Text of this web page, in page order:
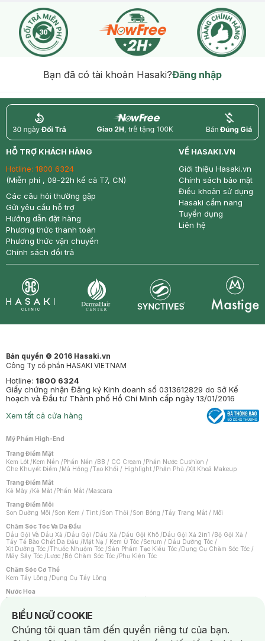
Bạn đã có tài khoản Hasaki?Đăng nhập
return nowfree price
HỖ TRỢ KHÁCH HÀNG
Hotline: 1800 6324
(Miễn phí , 08-22h kể cả T7, CN)
Các câu hỏi thường gặp
Gửi yêu cầu hỗ trợ
Hướng dẫn đặt hàng
Phương thức thanh toán
Phương thức vận chuyển
Chính sách đổi trả
VỀ HASAKI.VN
Giới thiệu Hasaki.vn
Chính sách bảo mật
Điều khoản sử dụng
Hasaki cẩm nang
Tuyển dụng
Liên hệ
Bản quyền © 2016 Hasaki.vn
Công Ty cổ phần HASAKI VIETNAM
Hotline: 1800 6324
Giấy chứng nhận Đăng ký Kinh doanh số 0313612829 do Sở Kế
hoạch và Đầu tư Thành phố Hồ Chí Minh cấp ngày 13/01/2016
Xem tất cả cửa hàng
Mỹ Phẩm High-End
Trang Điểm Mặt
Kem Lót /Kem Nền /Phấn Nền /BB / CC Cream /Phấn Nước Cushion /
Che Khuyết Điểm /Má Hồng /Tạo Khối / Highlight /Phấn Phủ /Xịt Khoá Makeup
Trang Điểm Mắt
Kẻ Mày /Kẻ Mắt /Phấn Mắt /Mascara
Trang Điểm Môi
Son Dưỡng Môi /Son Kem / Tint /Son Thỏi /Son Bóng /Tẩy Trang Mắt / Môi
Chăm Sóc Tóc Và Da Đầu
Dầu Gội Và Dầu Xả /Dầu Gội /Dầu Xả /Dầu Gội Khô /Dầu Gội Xả 2in1 /Bộ Gội Xả /
Tẩy Tế Bào Chết Da Đầu /Mặt Nạ / Kem Ủ Tóc /Serum / Dầu Dưỡng Tóc /
Xịt Dưỡng Tóc /Thuốc Nhuộm Tóc /Sản Phẩm Tạo Kiểu Tóc /Dụng Cụ Chăm Sóc Tóc /
Máy Sấy Tóc /Lược /Bộ Chăm Sóc Tóc /Phụ Kiện Tóc
Chăm Sóc Cơ Thể
Kem Tẩy Lông /Dụng Cụ Tẩy Lông
Nước Hoa
Nước Hoa Nữ
Chăm Sóc Cá Nhân
Chống Muỗi /Khẩu Trang /Máy Massage/Mặt Nạ Xông Hơi /Nước Rửa Tay/
Sản Phẩm Chăm Sóc Khác /Bàn Chải Đánh Răng /Bàn Chải Điện/
BIỂU NGỮ COOKIE
Notice about cookies usage
Chúng tôi quan tâm đến quyền riêng tư của bạn.